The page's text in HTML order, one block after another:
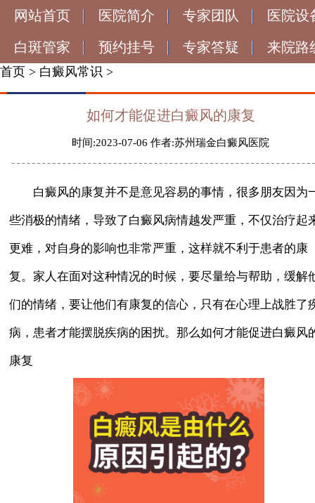
网站首页 医院简介 专家团队 医院设
白斑管家 预约挂号 专家答疑 来院路
首页 > 白癜风常识 >
如何才能促进白癜风的康复
时间:2023-07-06 作者:苏州瑞金白癜风医院
白癜风的康复并不是意见容易的事情，很多朋友因为
些消极的情绪，导致了白癜风病情越发严重，不仅治疗起
更难，对自身的影响也非常严重，这样就不利于患者的康
复。家人在面对这种情况的时候，要尽量给与帮助，缓解
们的情绪，要让他们有康复的信心，只有在心理上战胜了
病，患者才能摆脱疾病的困扰。那么如何才能促进白癜风
康复